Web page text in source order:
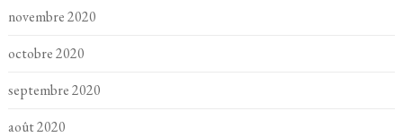
novembre 2020
octobre 2020
septembre 2020
août 2020